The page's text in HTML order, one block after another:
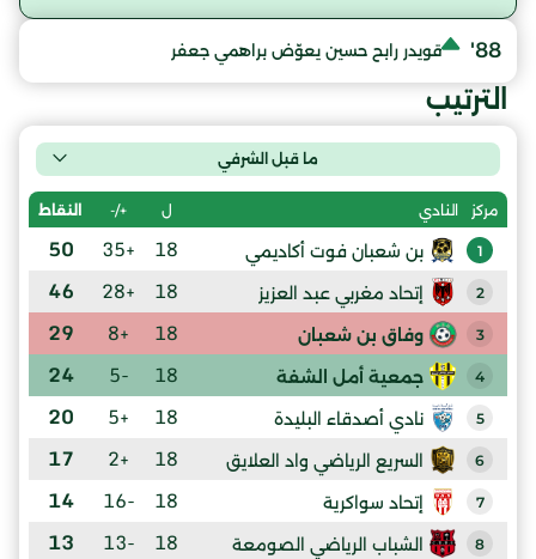
88' قويدر رابح حسين يعوّض براهمي جعفر
الترتيب
ما قبل الشرفي
مركز النادي ل +/- النقاط
1 بن شعبان فوت أكاديمي 18
+35
50
2 إتحاد مغربي عبد العزيز 18
+28
46
3 وفاق بن شعبان 18
+8
29
4 جمعية أمل الشفة 18
-5
24
5 نادي أصدقاء البليدة 18
+5
20
6 السريع الرياضي واد العلايق 18
+2
17
7 إتحاد سواكرية 18
-16
14
8 الشباب الرياضي الصومعة 18
-13
13